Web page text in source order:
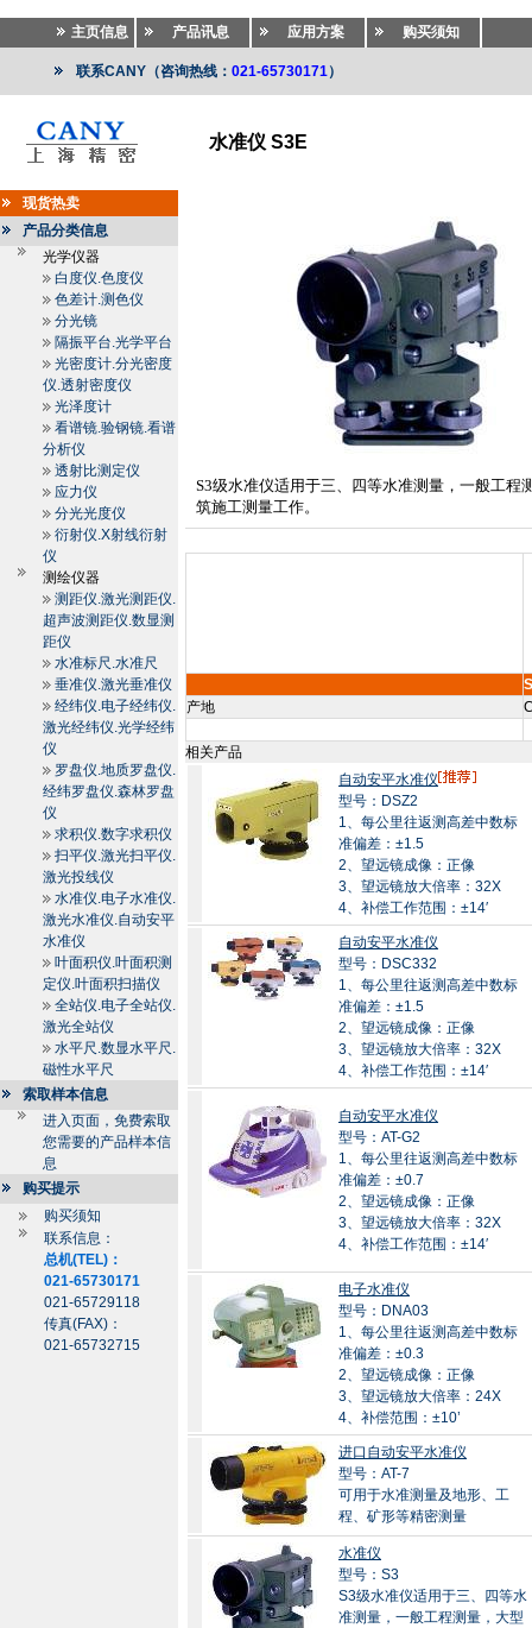
主页信息 产品讯息 应用方案 购买须知
联系CANY（咨询热线： 021-65730171）
水准仪 S3E
现货热卖
产品分类信息
光学仪器
白度仪.色度仪
色差计.测色仪
分光镜
隔振平台.光学平台
光密度计.分光密度
仪.透射密度仪
光泽度计
看谱镜.验钢镜.看谱
分析仪
透射比测定仪
应力仪
分光光度仪
衍射仪.X射线衍射
仪
测绘仪器
测距仪.激光测距仪.
超声波测距仪.数显测
距仪
水准标尺.水准尺
垂准仪.激光垂准仪
经纬仪.电子经纬仪.
激光经纬仪.光学经纬
仪
罗盘仪.地质罗盘仪.
经纬罗盘仪.森林罗盘
仪
求积仪.数字求积仪
扫平仪.激光扫平仪.
激光投线仪
水准仪.电子水准仪.
激光水准仪.自动安平
水准仪
叶面积仪.叶面积测
定仪.叶面积扫描仪
全站仪.电子全站仪.
激光全站仪
水平尺.数显水平尺.
磁性水平尺
索取样本信息
进入页面，免费索取
您需要的产品样本信
息
购买提示
购买须知
联系信息：
总机(TEL)：
021-65730171
021-65729118
传真(FAX)：
021-65732715
S3级水准仪适用于三、四等水准测量，一般工程
筑施工测量工作。
产地
相关产品
自动安平水准仪
型号：DSZ2
1、每公里往返测高差中数标
准偏差：±1.5
2、望远镜成像：正像
3、望远镜放大倍率：32X
4、补偿工作范围：±14′
自动安平水准仪
型号：DSC332
1、每公里往返测高差中数标
准偏差：±1.5
2、望远镜成像：正像
3、望远镜放大倍率：32X
4、补偿工作范围：±14′
自动安平水准仪
型号：AT-G2
1、每公里往返测高差中数标
准偏差：±0.7
2、望远镜成像：正像
3、望远镜放大倍率：32X
4、补偿工作范围：±14′
电子水准仪
型号：DNA03
1、每公里往返测高差中数标
准偏差：±0.3
2、望远镜成像：正像
3、望远镜放大倍率：24X
4、补偿范围：±10’
进口自动安平水准仪
型号：AT-7
可用于水准测量及地形、工
程、矿形等精密测量
水准仪
型号：S3
S3级水准仪适用于三、四等水
准测量，一般工程测量，大型